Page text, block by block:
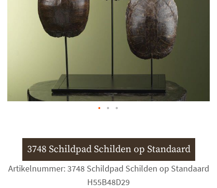
3748 Schildpad Schilden op Standaard
Artikelnummer: 3748 Schildpad Schilden op Standaard
H55B48D29